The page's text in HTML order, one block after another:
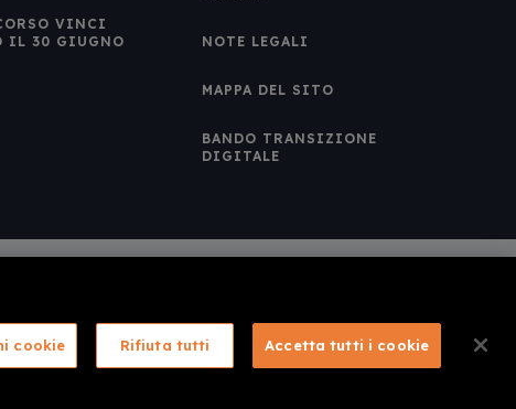
VINCI
IL 30 GIUGNO
NOTE LEGALI
MAPPA DEL SITO
BANDO TRANSIZIONE
DIGITALE
da CartOrange s.r.l.
cookie Rifiuta tutti Accetta tutti i cookie